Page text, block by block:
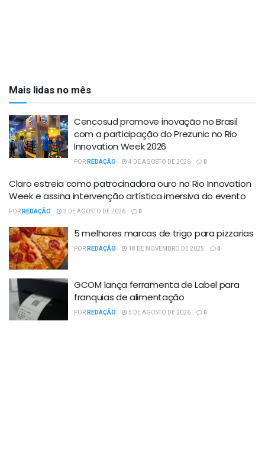
Mais lidas no mês
Cencosud promove inovação no Brasil
com a participação do Prezunic no Rio
Innovation Week 2026
PORREDAÇÃO 4 DE AGOSTO DE 2026 0
Claro estreia como patrocinadora ouro no Rio Innovation
Week e assina intervenção artística imersiva do evento
PORREDAÇÃO 3 DE AGOSTO DE 2026 0
5 melhores marcas de trigo para pizzarias
PORREDAÇÃO 18 DE NOVEMBRO DE 2025 0
GCOM lança ferramenta de Label para
franquias de alimentação
PORREDAÇÃO 5 DE AGOSTO DE 2026 0